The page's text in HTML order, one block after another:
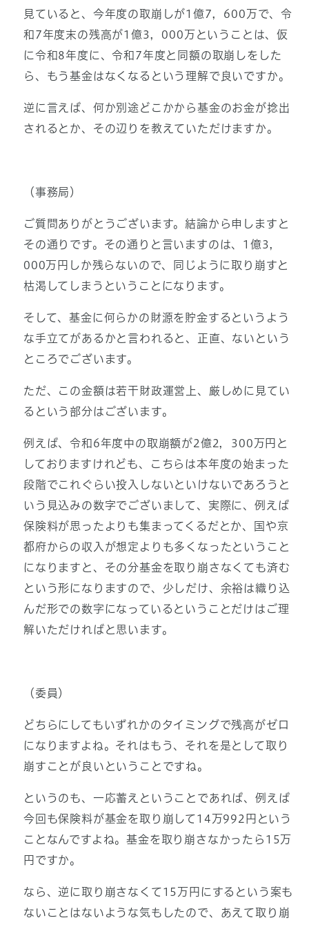
見ていると、今年度の取崩しが1億7，600万で、令
和7年度末の残高が1億3，000万ということは、仮
に令和8年度に、令和7年度と同額の取崩しをした
ら、もう基金はなくなるという理解で良いですか。
逆に言えば、何か別途どこかから基金のお金が捻出
されるとか、その辺りを教えていただけますか。
（事務局）
ご質問ありがとうございます。結論から申しますと
その通りです。その通りと言いますのは、1億3，
000万円しか残らないので、同じように取り崩すと
枯渇してしまうということになります。
そして、基金に何らかの財源を貯金するというよう
な手立てがあるかと言われると、正直、ないという
ところでございます。
ただ、この金額は若干財政運営上、厳しめに見てい
るという部分はございます。
例えば、令和6年度中の取崩額が2億2，300万円と
しておりますけれども、こちらは本年度の始まった
段階でこれぐらい投入しないといけないであろうと
いう見込みの数字でございまして、実際に、例えば
保険料が思ったよりも集まってくるだとか、国や京
都府からの収入が想定よりも多くなったということ
になりますと、その分基金を取り崩さなくても済む
という形になりますので、少しだけ、余裕は織り込
んだ形での数字になっているということだけはご理
解いただければと思います。
（委員）
どちらにしてもいずれかのタイミングで残高がゼロ
になりますよね。それはもう、それを是として取り
崩すことが良いということですね。
というのも、一応蓄えということであれば、例えば
今回も保険料が基金を取り崩して14万992円という
ことなんですよね。基金を取り崩さなかったら15万
円ですか。
なら、逆に取り崩さなくて15万円にするという案も
ないことはないような気もしたので、あえて取り崩